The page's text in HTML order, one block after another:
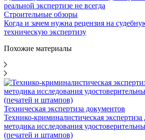
Строительные обзоры
Когда и зачем нужна рецензия на
техническую экспертизу
Похожие материалы
Техническая экспертиза документов
Технико-криминалистическая экспертиза
методика исследования
(печатей и штампов)